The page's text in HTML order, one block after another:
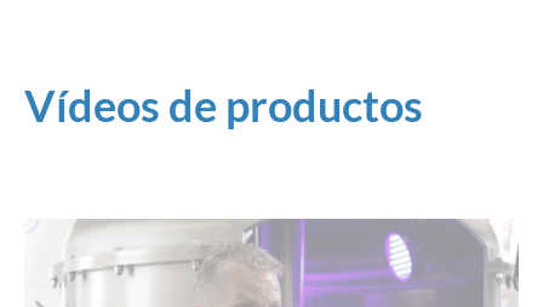
Vídeos de productos